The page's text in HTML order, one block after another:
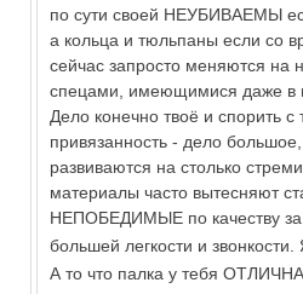
по сути своей НЕУБИВАЕМЫ
а кольца и тюльпаны если со
сейчас запросто меняются на
спецами, имеющимися даже в
Дело конечно твоё и спорить с
привязанность - дело
развиваются на столько
материалы часто вытесняют
НЕПОБЕДИМЫЕ по качеству за
большей легкости и
А то что палка у тебя